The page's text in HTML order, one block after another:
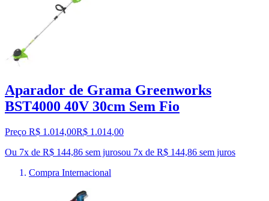
Aparador de Grama Greenworks
BST4000 40V 30cm Sem Fio
Preço R$ 1.014,00R$ 1.014,00
Ou 7x de R$ 144,86 sem jurosou 7x de R$ 144,86 sem juros
Compra Internacional